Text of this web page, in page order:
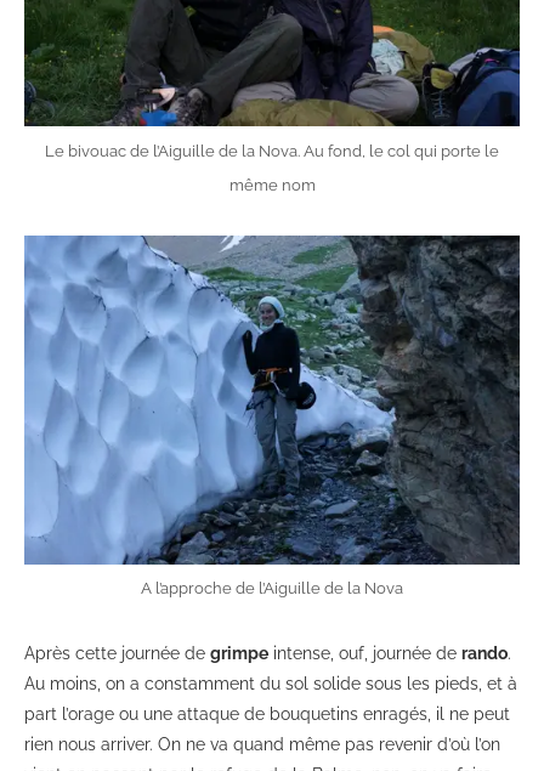
Le bivouac de l’Aiguille de la Nova. Au fond, le col qui porte le
même nom
A l’approche de l’Aiguille de la Nova
Après cette journée de grimpe intense, ouf, journée de rando.
Au moins, on a constamment du sol solide sous les pieds, et à
part l’orage ou une attaque de bouquetins enragés, il ne peut
rien nous arriver. On ne va quand même pas revenir d’où l’on